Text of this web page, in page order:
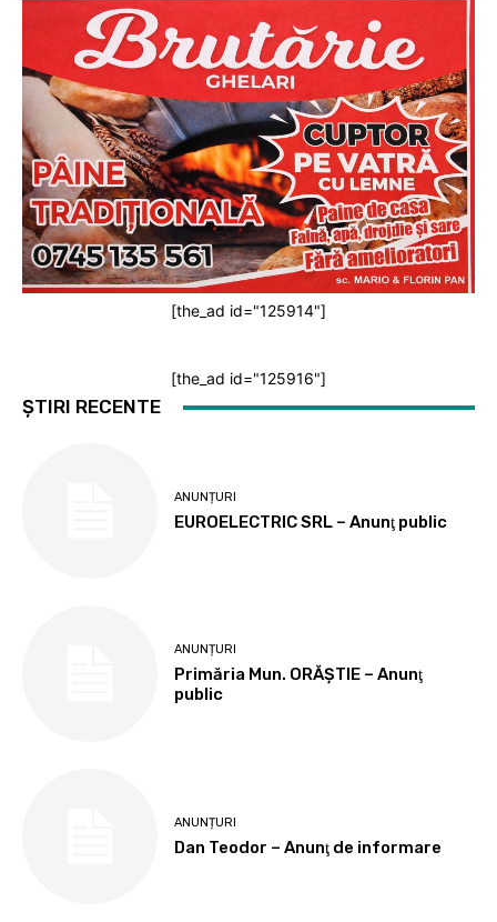
[the_ad id="125914"]
[the_ad id="125916"]
ȘTIRI RECENTE
ANUNȚURI
EUROELECTRIC SRL – Anunţ public
ANUNȚURI
Primăria Mun. ORĂȘTIE – Anunţ
public
ANUNȚURI
Dan Teodor – Anunţ de informare